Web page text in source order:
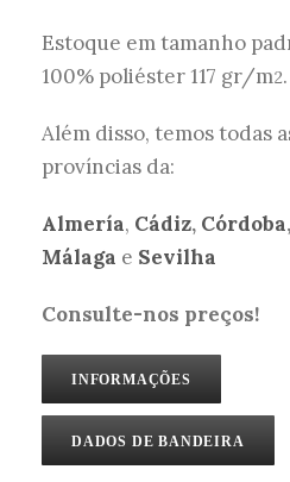
Estoque em tamanho
100% poliéster 117 gr/m2.
Além disso, temos todas
províncias da:
Almería, Cádiz, Córdoba,
Málaga e Sevilha
Consulte-nos preços!
INFORMAÇÕES
DADOS DE BANDEIRA